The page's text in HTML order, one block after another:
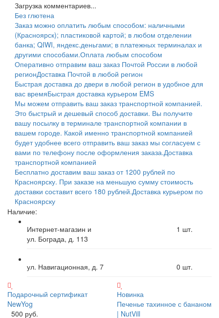
Загрузка комментариев...
Без глютена
Заказ можно оплатить любым способом: наличными
(Красноярск); пластиковой картой; в любом отделении
банка; QIWI, яндекс.деньгами; в платежных терминалах и
другими способами.Оплата любым способом
Оперативно отправим ваш заказ Почтой России в любой
регионДоставка Почтой в любой регион
Быстрая доставка до двери в любой регион в удобное для
вас времяБыстрая доставка курьером EMS
Мы можем отправить ваш заказ транспортной компанией.
Это быстрый и дешевый способ доставки. Вы получите
вашу посылку в терминале транспортной компании в
вашем городе. Какой именно транспортной компанией
будет удобнее всего отправить ваш заказ мы согласуем с
вами по телефону после оформления заказа.Доставка
транспортной компанией
Бесплатно доставим ваш заказ от 1200 рублей по
Красноярску. При заказе на меньшую сумму стоимость
доставки составит всего 180 рублей.Доставка курьером по
Красноярску
Наличие:
Интернет-магазин и
ул. Бограда, д. 113
1 шт.
ул. Навигационная, д. 7 0 шт.
Подарочный сертификат
NewYog
500 руб.
Новинка
Печенье тахинное с бананом
| NutVill